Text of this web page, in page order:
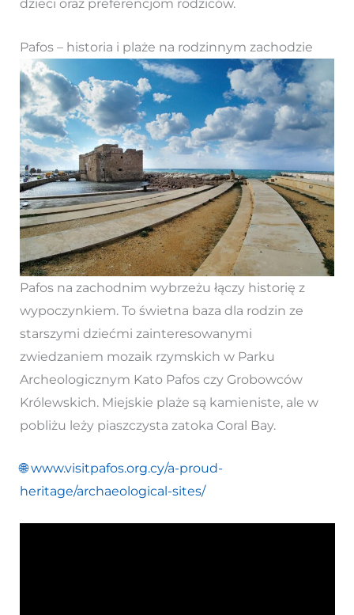
dzieci oraz preferencjom rodziców.
Pafos – historia i plaże na rodzinnym zachodzie
Pafos na zachodnim wybrzeżu łączy historię z
wypoczynkiem. To świetna baza dla rodzin ze
starszymi dziećmi zainteresowanymi
zwiedzaniem mozaik rzymskich w Parku
Archeologicznym Kato Pafos czy Grobowców
Królewskich. Miejskie plaże są kamieniste, ale w
pobliżu leży piaszczysta zatoka Coral Bay.
🌐 www.visitpafos.org.cy/a-proud-
heritage/archaeological-sites/